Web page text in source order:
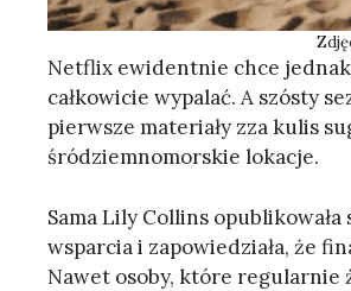
Netflix ewidentnie chce jednak
całkowicie wypalać. A szósty
pierwsze materiały zza kulis
śródziemnomorskie lokacje.
Sama Lily Collins
wsparcia i zapowiedziała, że
Nawet osoby, które regularnie